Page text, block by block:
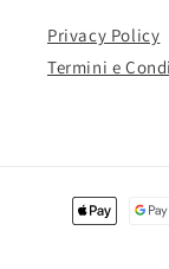
Privacy Policy
Termini e
Metodi